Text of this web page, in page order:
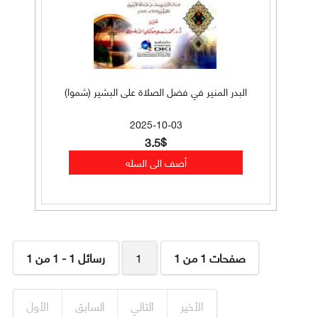
البدر المنير في فضل الصلاة على البشير (شموا)
2025-10-03
3.5$
رسائل 1 - 1 من 1 1 صفحات 1 من 1
الأول السابق التالي الأخير